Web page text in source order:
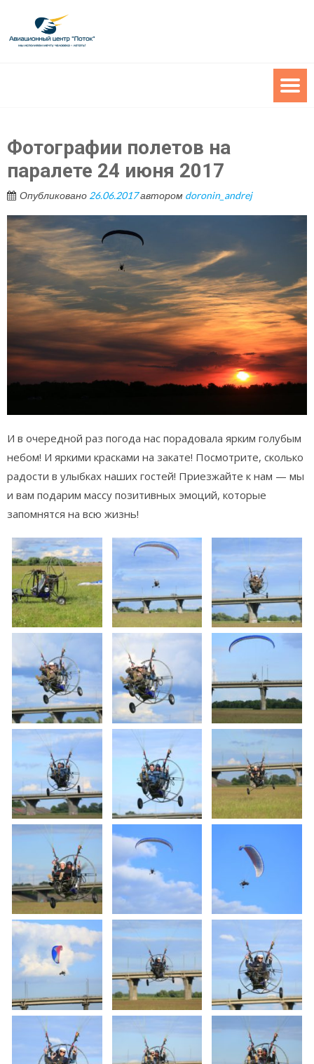
Фотографии полетов на
паралете 24 июня 2017
Опубликовано 26.06.2017автором doronin_andrej
И в очередной раз погода нас порадовала ярким голубым
небом! И яркими красками на закате! Посмотрите, сколько
радости в улыбках наших гостей! Приезжайте к нам — мы
и вам подарим массу позитивных эмоций, которые
запомнятся на всю жизнь!